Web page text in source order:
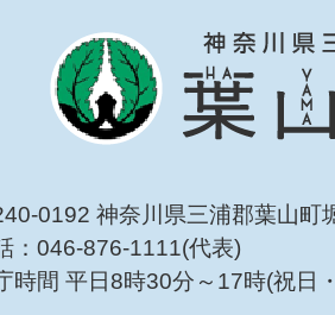
0192 神奈川県三浦郡葉山町
：046-876-1111(代表)
時間 平日8時30分～17時(祝日